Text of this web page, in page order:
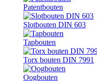
Patentbouten
Slotbouten DIN 603
Tapbouten
Torx bouten DIN 7991
Oogbouten